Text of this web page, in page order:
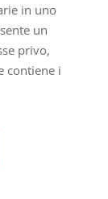
in uno
un
privo,
contiene i